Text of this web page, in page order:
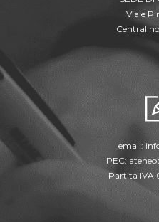
Viale
email:
PEC:
Partita IVA